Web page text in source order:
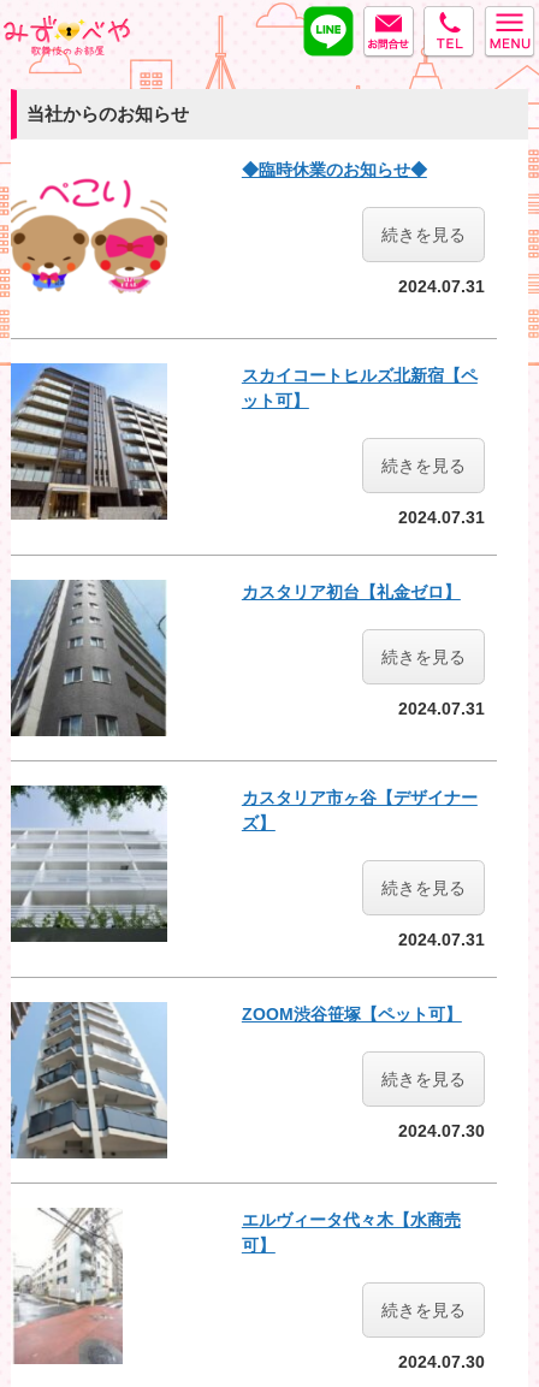
tel
MAIL
LINE
当社からのお知らせ
◆臨時休業のお知らせ◆
続きを見る
2024.07.31
スカイコートヒルズ北新宿【ペ
ット可】
続きを見る
2024.07.31
カスタリア初台【礼金ゼロ】
続きを見る
2024.07.31
カスタリア市ヶ谷【デザイナー
ズ】
続きを見る
2024.07.31
ZOOM渋谷笹塚【ペット可】
続きを見る
2024.07.30
エルヴィータ代々木【水商売
可】
続きを見る
2024.07.30